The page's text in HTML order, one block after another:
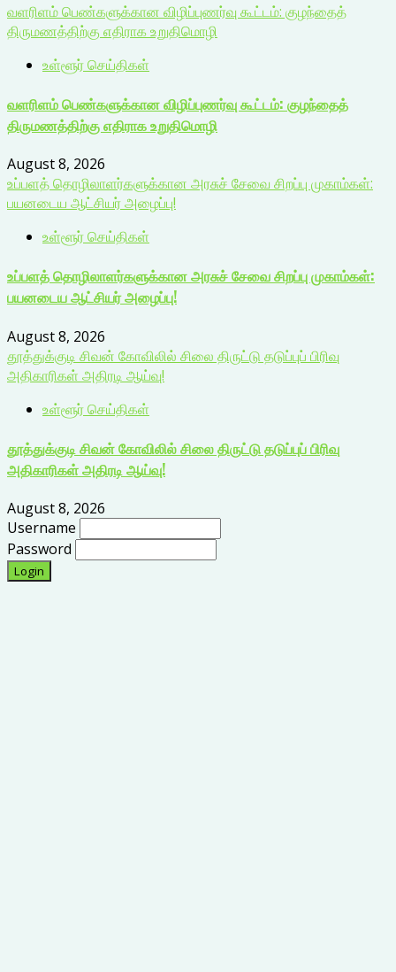
வளரிளம் பெண்களுக்கான விழிப்புணர்வு கூட்டம்: குழந்தைத்
திருமணத்திற்கு எதிராக உறுதிமொழி
உள்ளூர் செய்திகள்
வளரிளம் பெண்களுக்கான விழிப்புணர்வு கூட்டம்: குழந்தைத்
திருமணத்திற்கு எதிராக உறுதிமொழி
August 8, 2026
உப்பளத் தொழிலாளர்களுக்கான அரசுச் சேவை சிறப்பு முகாம்கள்:
பயனடைய ஆட்சியர் அழைப்பு!
உள்ளூர் செய்திகள்
உப்பளத் தொழிலாளர்களுக்கான அரசுச் சேவை சிறப்பு முகாம்கள்:
பயனடைய ஆட்சியர் அழைப்பு!
August 8, 2026
தூத்துக்குடி சிவன் கோவிலில் சிலை திருட்டு தடுப்புப் பிரிவு
அதிகாரிகள் அதிரடி ஆய்வு!
உள்ளூர் செய்திகள்
தூத்துக்குடி சிவன் கோவிலில் சிலை திருட்டு தடுப்புப் பிரிவு
அதிகாரிகள் அதிரடி ஆய்வு!
August 8, 2026
Username
Password